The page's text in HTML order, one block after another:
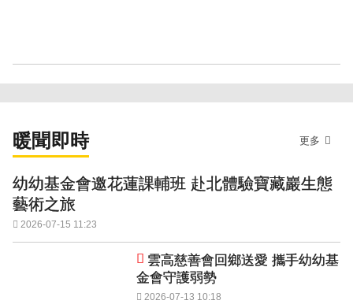
暖聞即時 更多
幼幼基金會邀花蓮課輔班 赴北體驗寶藏巖生態
藝術之旅
2026-07-15 11:23
雲高慈善會回鄉送愛 攜手幼幼基
金會守護弱勢
2026-07-13 10:18